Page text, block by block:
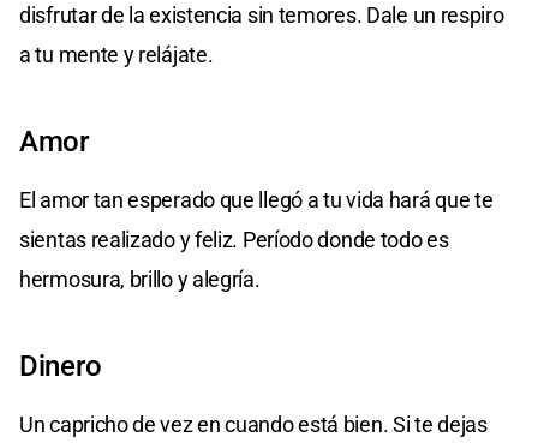
disfrutar de la existencia sin temores. Dale un respiro
a tu mente y relájate.
Amor
El amor tan esperado que llegó a tu vida hará que te
sientas realizado y feliz. Período donde todo es
hermosura, brillo y alegría.
Dinero
Un capricho de vez en cuando está bien. Si te dejas